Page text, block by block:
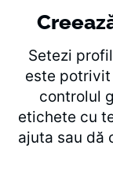
Setezi
este
controlul
etichete cu
ajuta sau dă